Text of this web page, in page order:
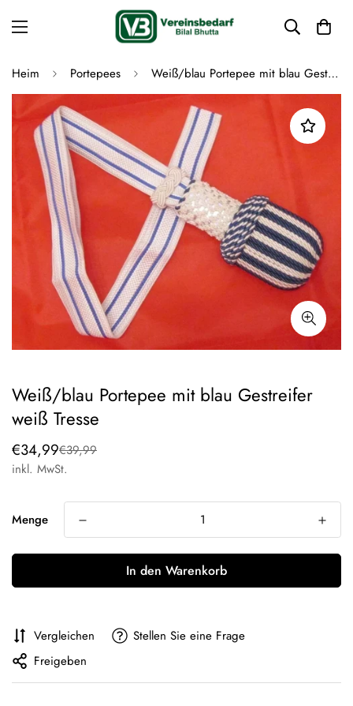
Heim Portepees Weiß/blau Portepee mit blau Gestreifer weiß Tresse
Weiß/blau Portepee mit blau Gestreifer
weiß Tresse
Verkaufspreis
€34,99
Regulärer
Preis
€39,99
inkl. MwSt.
Menge
In den Warenkorb
Vergleichen
Stellen Sie eine Frage
Freigeben